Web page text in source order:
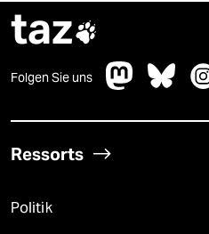
taz
Folgen Sie uns
Ressorts
Politik